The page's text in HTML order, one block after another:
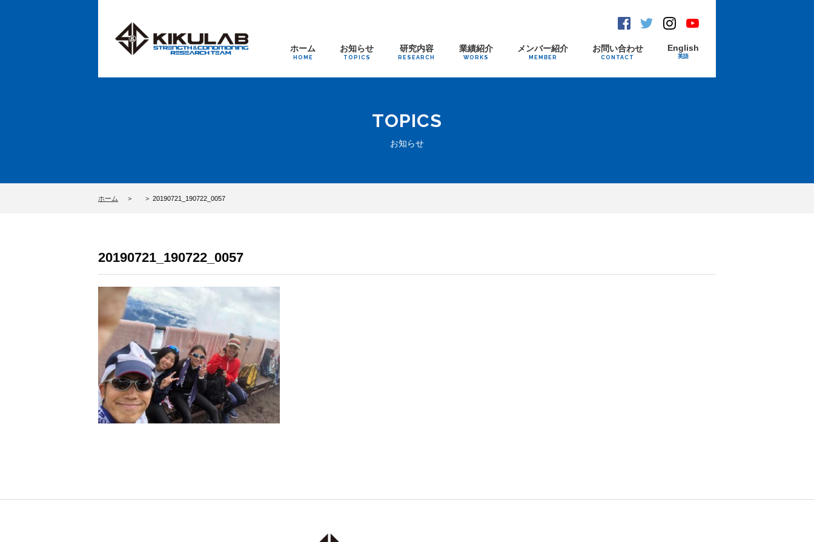
ホーム
HOME
お知らせ
TOPICS
研究内容
RESEARCH
業績紹介
WORKS
メンバー紹介
MEMBER
お問い合わせ
CONTACT
English
英語
Facebook
Twitter Instagram
TOPICS
お知らせ
ホーム 20190721_190722_0057
20190721_190722_0057